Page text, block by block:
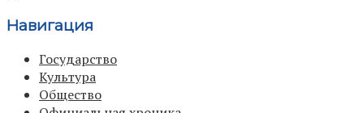
Навигация
Государство
Культура
Общество